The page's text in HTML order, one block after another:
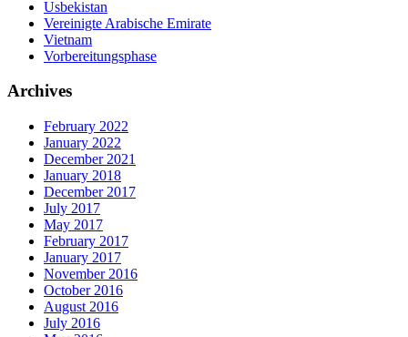
Usbekistan
Vereinigte Arabische Emirate
Vietnam
Vorbereitungsphase
Archives
February 2022
January 2022
December 2021
January 2018
December 2017
July 2017
May 2017
February 2017
January 2017
November 2016
October 2016
August 2016
July 2016